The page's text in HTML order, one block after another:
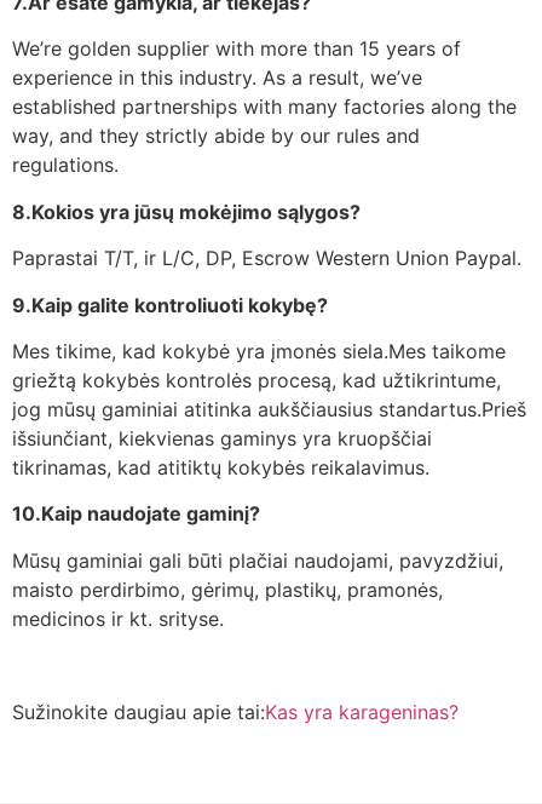
We’re golden supplier with more than 15 years of
experience in this industry. As a result, we’ve
established partnerships with many factories along the
way, and they strictly abide by our rules and
regulations.
8.Kokios yra jūsų mokėjimo sąlygos?
Paprastai T/T, ir L/C, DP, Escrow Western Union Paypal.
9.Kaip galite kontroliuoti kokybę?
Mes tikime, kad kokybė yra įmonės siela.Mes taikome
griežtą kokybės kontrolės procesą, kad užtikrintume,
jog mūsų gaminiai atitinka aukščiausius standartus.Prieš
išsiunčiant, kiekvienas gaminys yra kruopščiai
tikrinamas, kad atitiktų kokybės reikalavimus.
10.Kaip naudojate gaminį?
Mūsų gaminiai gali būti plačiai naudojami, pavyzdžiui,
maisto perdirbimo, gėrimų, plastikų, pramonės,
medicinos ir kt. srityse.
Sužinokite daugiau apie tai:Kas yra karageninas?